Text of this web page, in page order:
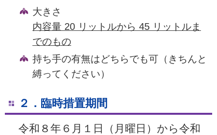
大きさ
内容量 20 リットルから 45 リットルま
でのもの
持ち手の有無はどちらでも可（きちんと
縛ってください）
２．臨時措置期間
令和８年６月１日（月曜日）から令和